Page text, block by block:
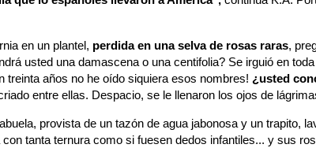
en un plantel, perdida en una selva de rosas raras,
usted una damascena o una centifolia? Se irguió en
treinta años no he oído siquiera esos nombres! ¿usted
entre ellas. Despacio, se le llenaron los ojos de
provista de un tazón de agua jabonosa y un trapito,
tanta ternura como si fuesen dedos infantiles... y sus